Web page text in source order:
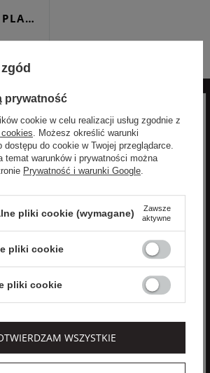
PLA…
do newslettera
promocjach
-10% na nowości na stałe!
ZAPISZ SIĘ
prywatność
cookie w celu realizacji usług zgodnie z
. Możesz określić warunki
dostępu do cookie w Twojej przeglądarce.
temat warunków i prywatności można
Prywatność i warunki Google.
pliki cookie (wymagane)
Zawsze
aktywne
pliki cookie
pliki cookie
WSZYSTKIE